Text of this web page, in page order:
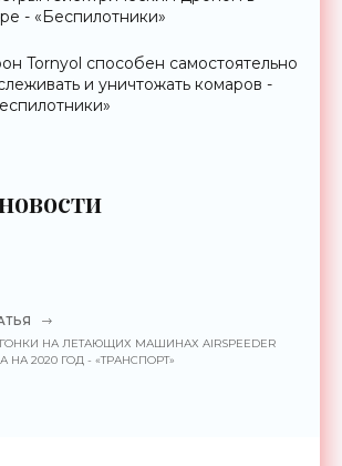
- «Беспилотники»
Tornyol способен самостоятельно
и уничтожать комаров -
НА ЛЕТАЮЩИХ МАШИНАХ AIRSPEEDER
НА 2020 ГОД - «ТРАНСПОРТ»